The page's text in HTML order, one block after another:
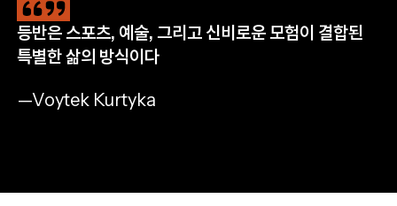
등반은 스포츠, 예술, 그리고 신비로운 모험이 결합된
특별한 삶의 방식이다
—Voytek Kurtyka
CLIMB
완등을 위한 필수 장비
SHOP NOW
HIKE
자연으로 나아갈 완벽한 준비
SHOP NOW
RUN
멈추지 않는 산악 트레일 러닝
SHOP NOW
APPAREL
모든 아웃도어 모험을 위해
SHOP MEN'S